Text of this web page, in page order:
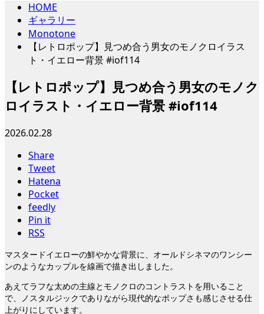
HOME
ギャラリー
Monotone
【レトロポップ】見つめ合う男女のモノクロイラス
ト・イエロー背景 #iof114
【レトロポップ】見つめ合う男女のモノク
ロイラスト・イエロー背景 #iof114
2026.02.28
Share
Tweet
Hatena
Pocket
feedly
Pin it
RSS
マスタードイエローの鮮やかな背景に、オールドシネマのワンシー
ンのようなカップルを線画で描き出しました。
あえてラフな太めの主線とモノクロのコントラストを用いること
で、ノスタルジックでありながら現代的なポップさも感じさせる仕
上がりにしています。